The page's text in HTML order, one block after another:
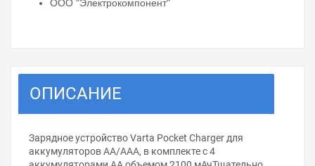
ООО "Электрокомпонент"
ОПИСАНИЕ
Зарядное устройство Varta Pocket Charger для
аккумуляторов AA/AAA, в комплекте с 4